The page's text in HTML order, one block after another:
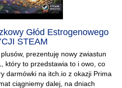
Głód Estrogenowego
STEAM
prezentuję nowy zwiastun
który to przedstawia to i owo, co
darmówki na itch.io z okazji Prima
ciągniemy dalej, na dniach